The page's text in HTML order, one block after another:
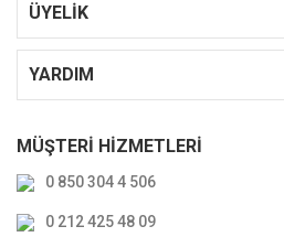
ÜYELİK
YARDIM
MÜŞTERİ HİZMETLERİ
0 850 304 4 506
0 212 425 48 09